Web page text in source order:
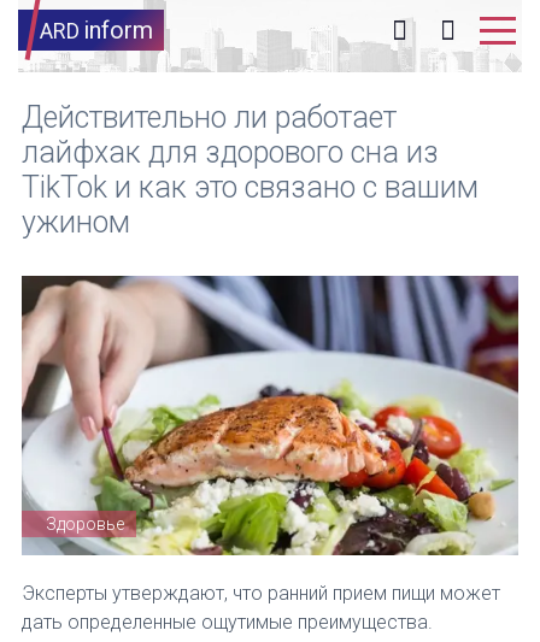
ARD inform
Действительно ли работает
лайфхак для здорового сна из
TikTok и как это связано с вашим
ужином
Здоровье
Эксперты утверждают, что ранний прием пищи может
дать определенные ощутимые преимущества.